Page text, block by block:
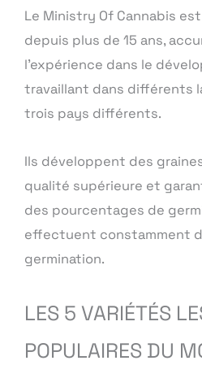
Le Ministry Of Cannabis
depuis plus de 15 ans,
l’expérience dans le
travaillant dans différents
trois pays différents.
Ils développent des
qualité supérieure et
des pourcentages de
effectuent constamment
germination.
LES 5 VARIÉTÉS
POPULAIRES DU